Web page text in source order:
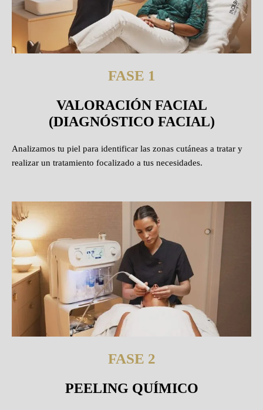
FASE 1
VALORACIÓN FACIAL
(DIAGNÓSTICO FACIAL)
Analizamos tu piel para identificar las zonas cutáneas a tratar y
realizar un tratamiento focalizado a tus necesidades.
FASE 2
PEELING QUÍMICO